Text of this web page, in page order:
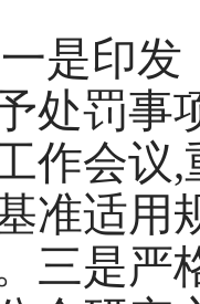
是印
处罚事
作会议
准适用
三是严